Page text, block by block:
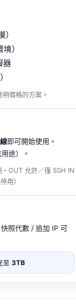
）
器
價格的方案。
即可開始使用。
途）。
OUT 允許／僅 SSH IN
用）
照代數 / 追加 IP 可
至 3TB